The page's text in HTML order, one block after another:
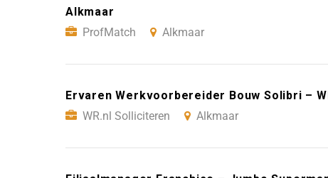
Alkmaar
ProfMatch
Alkmaar
Ervaren Werkvoorbereider Bouw Solibri –
WR.nl Solliciteren
Alkmaar